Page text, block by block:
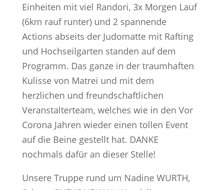
Einheiten mit viel Randori, 3x Morgen Lauf
(6km rauf runter) und 2 spannende
Actions abseits der Judomatte mit Rafting
und Hochseilgarten standen auf dem
Programm. Das ganze in der traumhaften
Kulisse von Matrei und mit dem
herzlichen und freundschaftlichen
Veranstalterteam, welches wie in den Vor
Corona Jahren wieder einen tollen Event
auf die Beine gestellt hat. DANKE
nochmals dafür an dieser Stelle!
Unsere Truppe rund um Nadine WURTH,